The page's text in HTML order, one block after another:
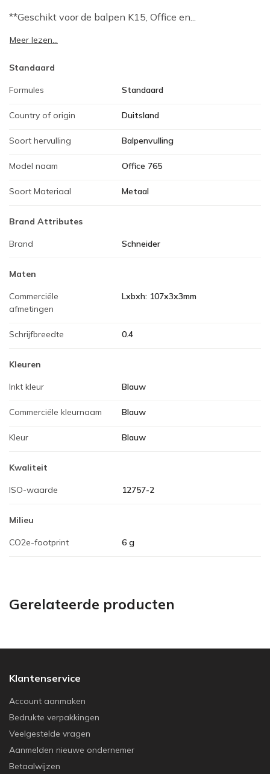
**Geschikt voor de balpen K15, Office en...
Meer lezen...
Standaard
Formules Standaard
Country of origin Duitsland
Soort hervulling Balpenvulling
Model naam Office 765
Soort Materiaal Metaal
Brand Attributes
Brand Schneider
Maten
Commerciële
afmetingen
Lxbxh: 107x3x3mm
Schrijfbreedte 0.4
Kleuren
Inkt kleur Blauw
Commerciële kleurnaam Blauw
Kleur Blauw
Kwaliteit
ISO-waarde 12757-2
Milieu
CO2e-footprint 6 g
Gerelateerde producten
Klantenservice
Account aanmaken
Bedrukte verpakkingen
Veelgestelde vragen
Aanmelden nieuwe ondernemer
Betaalwijzen